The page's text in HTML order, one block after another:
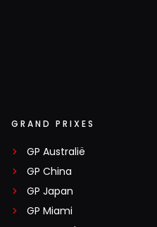
GRAND PRIXES
GP Australië
GP China
GP Japan
GP Miami